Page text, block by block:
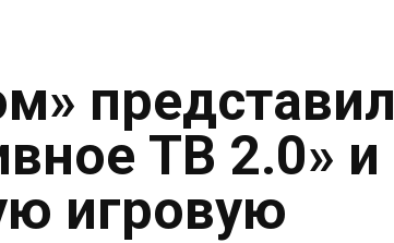
представил
ТВ 2.0» и
игровую